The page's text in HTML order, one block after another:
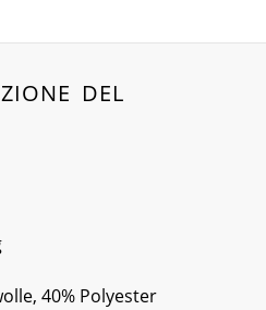
DEL
40% Polyester